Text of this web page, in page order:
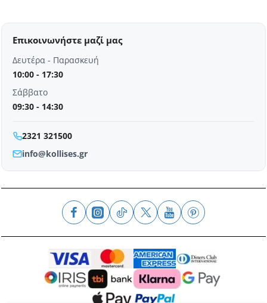
Επικοινωνήστε μαζί μας
Δευτέρα - Παρασκευή
10:00 - 17:30
Σάββατο
09:30 - 14:30
2321 321500
info@kollises.gr